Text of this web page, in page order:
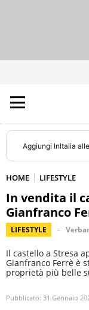
Aggiungi InItalia
HOME LIFESTYLE
In vendita il
Gianfranco
LIFESTYLE
Il castello a Stresa
Gianfranco Ferrè è
proprietà più belle
Pubblicato: 31 Gennaio